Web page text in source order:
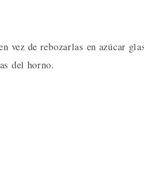
vez de rebozarlas en azúcar
del horno.